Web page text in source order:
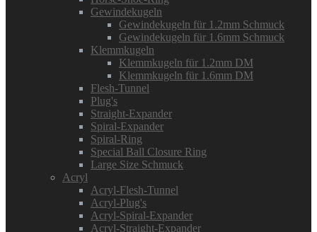
Gewindekugeln
Gewindekugeln für 1.2mm Schmuck
Gewindekugeln für 1.6mm Schmuck
Klemmkugeln
Klemmkugeln für 1.2mm DM
Klemmkugeln für 1.6mm DM
Flesh-Tunnel
Plug's
Straight-Expander
Spiral-Expander
Spiral-Ring
Special Ball Closure Ring
Large Size Schmuck
Acryl
Acryl-Flesh-Tunnel
Acryl-Plug's
Acryl-Spiral-Expander
Acryl-Straight-Expander